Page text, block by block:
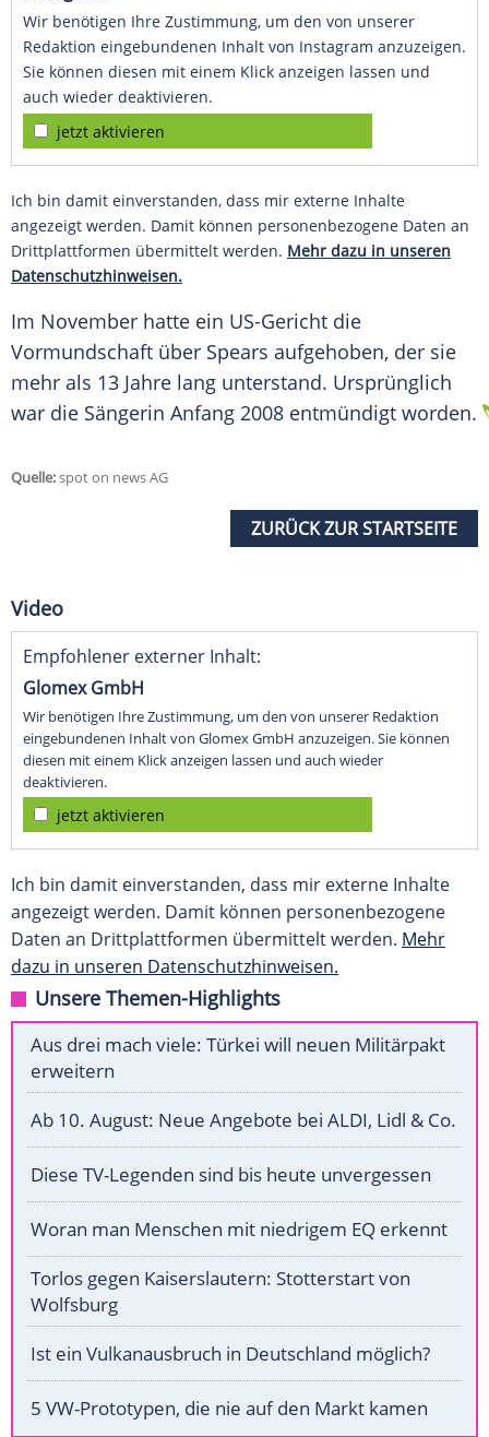
Wir benötigen Ihre Zustimmung, um den von unserer
Redaktion eingebundenen Inhalt von Instagram anzuzeigen.
Sie können diesen mit einem Klick anzeigen lassen und
auch wieder deaktivieren.
jetzt aktivieren
Ich bin damit einverstanden, dass mir externe Inhalte
angezeigt werden. Damit können personenbezogene Daten an
Drittplattformen übermittelt werden. Mehr dazu in unseren
Datenschutzhinweisen.
Im November hatte ein US-Gericht die
Vormundschaft über Spears aufgehoben, der sie
mehr als 13 Jahre lang unterstand. Ursprünglich
war die Sängerin Anfang 2008 entmündigt worden.
Quelle:spot on news AG
ZURÜCK ZUR STARTSEITE
Video
Empfohlener externer Inhalt:
Glomex GmbH
Wir benötigen Ihre Zustimmung, um den von unserer Redaktion
eingebundenen Inhalt von Glomex GmbH anzuzeigen. Sie können
diesen mit einem Klick anzeigen lassen und auch wieder
deaktivieren.
jetzt aktivieren
Ich bin damit einverstanden, dass mir externe Inhalte
angezeigt werden. Damit können personenbezogene
Daten an Drittplattformen übermittelt werden. Mehr
dazu in unseren Datenschutzhinweisen.
Unsere Themen-Highlights
Aus drei mach viele: Türkei will neuen Militärpakt
erweitern
Ab 10. August: Neue Angebote bei ALDI, Lidl & Co.
Diese TV-Legenden sind bis heute unvergessen
Woran man Menschen mit niedrigem EQ erkennt
Torlos gegen Kaiserslautern: Stotterstart von
Wolfsburg
Ist ein Vulkanausbruch in Deutschland möglich?
5 VW-Prototypen, die nie auf den Markt kamen